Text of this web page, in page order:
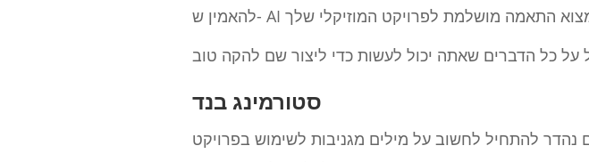
סטורמינג בנד
להתחיל לחשוב על מילים מגניבות לשימוש בפרויקט